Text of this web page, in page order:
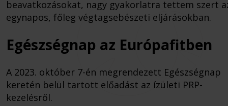
beavatkozásokat, nagy gyakorlatra tettem szert
egynapos, főleg végtagsebészeti eljárásokban.
Egészségnap az Európafitben
A 2023. október 7-én megrendezett Egészségnap
keretén belül tartott előadást az ízületi PRP-
kezelésről.